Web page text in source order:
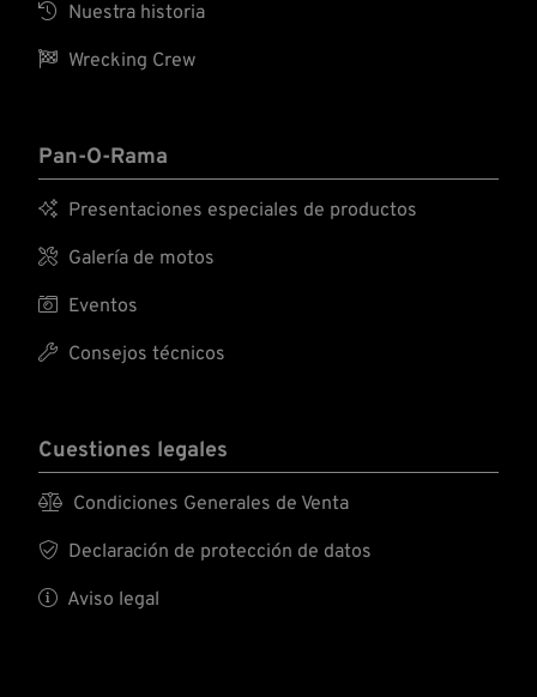
 Nuestra historia
 Wrecking Crew
Pan-O-Rama
 Presentaciones especiales de productos
 Galería de motos
 Eventos
 Consejos técnicos
Cuestiones legales
 Condiciones Generales de Venta
 Declaración de protección de datos
 Aviso legal